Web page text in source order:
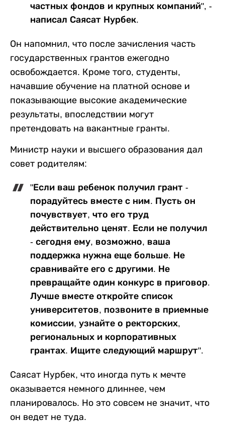
частных фондов и крупных компаний", -
написал Саясат Нурбек.
Он напомнил, что после зачисления часть
государственных грантов ежегодно
освобождается. Кроме того, студенты,
начавшие обучение на платной основе и
показывающие высокие академические
результаты, впоследствии могут
претендовать на вакантные гранты.
Министр науки и высшего образования дал
совет родителям:
"Если ваш ребенок получил грант -
порадуйтесь вместе с ним. Пусть он
почувствует, что его труд
действительно ценят. Если не получил
- сегодня ему, возможно, ваша
поддержка нужна еще больше. Не
сравнивайте его с другими. Не
превращайте один конкурс в приговор.
Лучше вместе откройте список
университетов, позвоните в приемные
комиссии, узнайте о ректорских,
региональных и корпоративных
грантах. Ищите следующий маршрут".
Саясат Нурбек, что иногда путь к мечте
оказывается немного длиннее, чем
планировалось. Но это совсем не значит, что
он ведет не туда.